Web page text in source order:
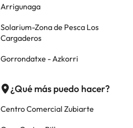
Arrigunaga
Solarium-Zona de Pesca Los
Cargaderos
Gorrondatxe - Azkorri
¿Qué más puedo hacer?
Centro Comercial Zubiarte